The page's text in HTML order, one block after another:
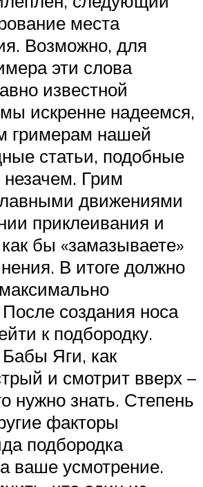
места
Возможно, для
эти слова
известной
искренне надеемся,
гримерам нашей
статьи, подобные
незачем. Грим
движениями
приклеивания и
бы «замазываете»
В итоге должно
создания носа
к подбородку.
Яги, как
и смотрит вверх –
нужно знать. Степень
факторы
подбородка
ваше усмотрение.